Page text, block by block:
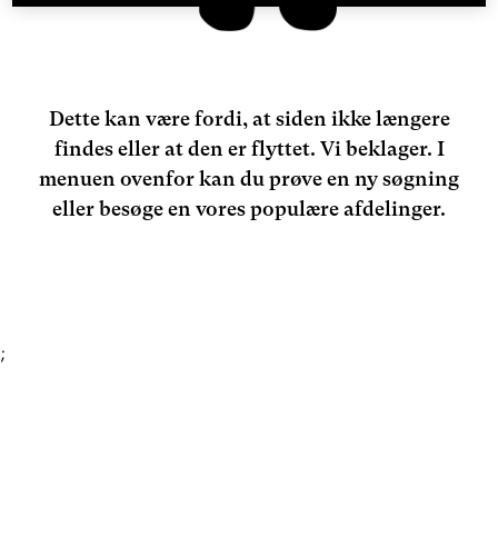
Dette kan være fordi, at siden ikke længere
findes eller at den er flyttet. Vi beklager. I
menuen ovenfor kan du prøve en ny søgning
eller besøge en vores populære afdelinger.
;